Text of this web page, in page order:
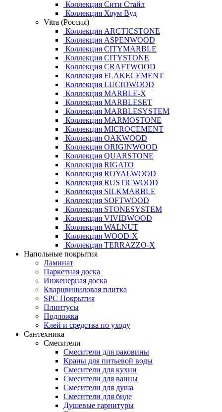
Коллекция Сити Стайл
Коллекция Хоум Вуд
Vitra (Россия)
Коллекция ARCTICSTONE
Коллекция ASPENWOOD
Коллекция CITYMARBLE
Коллекция CITYSTONE
Коллекция CRAFTWOOD
Коллекция FLAKECEMENT
Коллекция LUCIDWOOD
Коллекция MARBLE-X
Коллекция MARBLESET
Коллекция MARBLESYSTEM
Коллекция MARMOSTONE
Коллекция MICROCEMENT
Коллекция OAKWOOD
Коллекция ORIGINWOOD
Коллекция QUARSTONE
Коллекция RIGATO
Коллекция ROYALWOOD
Коллекция RUSTICWOOD
Коллекция SILKMARBLE
Коллекция SOFTWOOD
Коллекция STONESYSTEM
Коллекция VIVIDWOOD
Коллекция WALNUT
Коллекция WOOD-X
Коллекция ТЕRRАZZO-X
Напольные покрытия
Ламинат
Паркетная доска
Инженерная доска
Кварцвиниловая плитка
SPC Покрытия
Плинтусы
Подложка
Клей и средства по уходу
Сантехника
Смесители
Смесители для раковины
Краны для питьевой воды
Смесители для кухни
Смесители для ванны
Смесители для душа
Смесители для биде
Душевые гарнитуры